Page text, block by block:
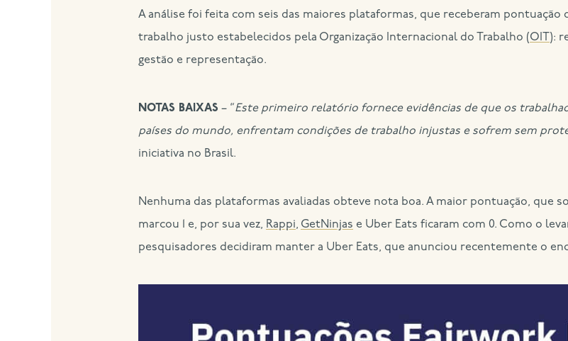
A análise foi feita com seis das maiores plataformas, que receberam pontuação
trabalho justo estabelecidos pela Organização Internacional do Trabalho (OIT
):
gestão e representação.
NOTAS BAIXAS – “Este primeiro relatório fornece evidências de que os
países do mundo, enfrentam condições de trabalho injustas e sofrem sem
iniciativa no Brasil.
Nenhuma das plataformas avaliadas obteve nota boa. A maior pontuação, que
marcou 1 e, por sua vez, Rappi, GetNinjas e Uber Eats ficaram com 0. Como o
pesquisadores decidiram manter a Uber Eats, que anunciou recentemente o